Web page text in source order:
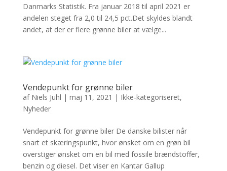
Danmarks Statistik. Fra januar 2018 til april 2021 er
andelen steget fra 2,0 til 24,5 pct.Det skyldes blandt
andet, at der er flere grønne biler at vælge...
Vendepunkt for grønne biler
af Niels Juhl | maj 11, 2021 | Ikke-kategoriseret,
Nyheder
Vendepunkt for grønne biler De danske bilister når
snart et skæringspunkt, hvor ønsket om en grøn bil
overstiger ønsket om en bil med fossile brændstoffer,
benzin og diesel. Det viser en Kantar Gallup